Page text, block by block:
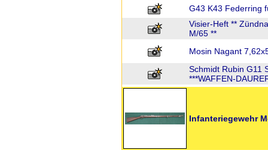
G43 K43 Federring
Visier-Heft **
M/65 **
Mosin Nagant
Schmidt Rubin G11
***WAFFEN-
Infanteriegewehr